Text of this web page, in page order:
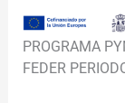
PROGRAMA
FEDER